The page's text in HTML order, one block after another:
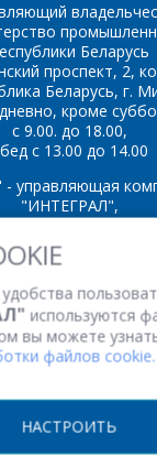
используются
вы можете
файлов cookie.
НАСТРОИТЬ
Беларусь
проспект, 2,
Беларусь, г.
кроме
с 9.00. до 18.00,
с 13.00 до 14.00
"ИНТЕГРАЛ",
комната 327,
Беларусь
17) 338 12 94 УНП
100386629 от
Все права
обязательные
ОТПРАВИТЬ